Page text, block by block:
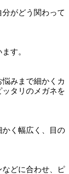
がどう関わって
す。
みまで細かくカ
タリのメガネを
く幅広く、目の
どに合わせ、ピ